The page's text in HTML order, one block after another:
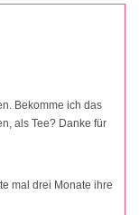
Bekomme ich das
als Tee? Danke für
mal drei Monate ihre